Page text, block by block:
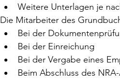
Weitere Unterlagen je
Die Mitarbeiter des
Bei der
Bei der Einreichung
Bei der Vergabe eines
Beim Abschluss des